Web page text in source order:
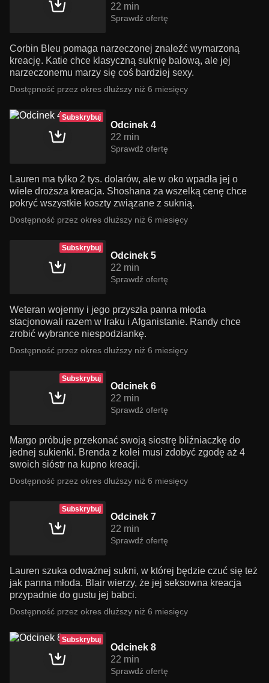
22 min
Sprawdź ofertę
Corbin Bleu pomaga narzeczonej znaleźć wymarzoną
kreację. Katie chce klasyczną suknię balową, ale jej
narzeczonemu marzy się coś bardziej sexy.
Dostępność przez okres dłuższy niż 6 miesięcy
Subskrybuj
Odcinek 4
22 min
Sprawdź ofertę
Lauren ma tylko 2 tys. dolarów, ale w oko wpadła jej o
wiele droższa kreacja. Shoshana za wszelką cenę chce
pokryć wszystkie koszty związane z suknią.
Dostępność przez okres dłuższy niż 6 miesięcy
Subskrybuj
Odcinek 5
22 min
Sprawdź ofertę
Weteran wojenny i jego przyszła panna młoda
stacjonowali razem w Iraku i Afganistanie. Randy chce
zrobić wybrance niespodziankę.
Dostępność przez okres dłuższy niż 6 miesięcy
Subskrybuj
Odcinek 6
22 min
Sprawdź ofertę
Margo próbuje przekonać swoją siostrę bliźniaczkę do
jednej sukienki. Brenda z kolei musi zdobyć zgodę aż 4
swoich sióstr na kupno kreacji.
Dostępność przez okres dłuższy niż 6 miesięcy
Subskrybuj
Odcinek 7
22 min
Sprawdź ofertę
Lauren szuka odważnej sukni, w której będzie czuć się też
jak panna młoda. Blair wierzy, że jej seksowna kreacja
przypadnie do gustu jej babci.
Dostępność przez okres dłuższy niż 6 miesięcy
Subskrybuj
Odcinek 8
22 min
Sprawdź ofertę